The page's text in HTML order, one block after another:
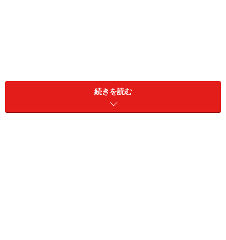
「ＱＯＤ」とはクオリティ・オブ・デス（ダイイング）の
略。死の質と訳されます。
「QOL」という言葉を耳にしたことのある人は多いと思
続きを読む